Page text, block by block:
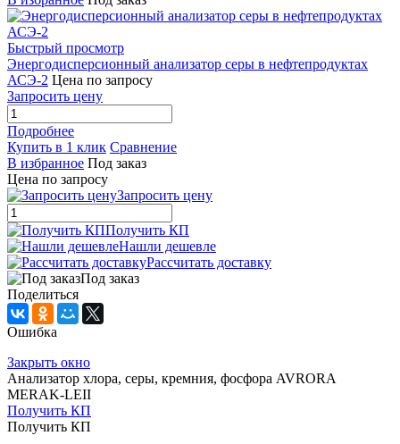
Быстрый просмотр
Энергодисперсионный анализатор серы в нефтепродуктах
АСЭ-2 Цена по запросу
Запросить цену
Подробнее
Купить в 1 клик Сравнение
В избранное Под заказ
Цена по запросу
Запросить цену
Получить КП
Нашли дешевле
Рассчитать доставку
Под заказ
Поделиться
Ошибка
Закрыть окно
Анализатор хлора, серы, кремния, фосфора AVRORA
MERAK-LEII
Получить КП
Получить КП